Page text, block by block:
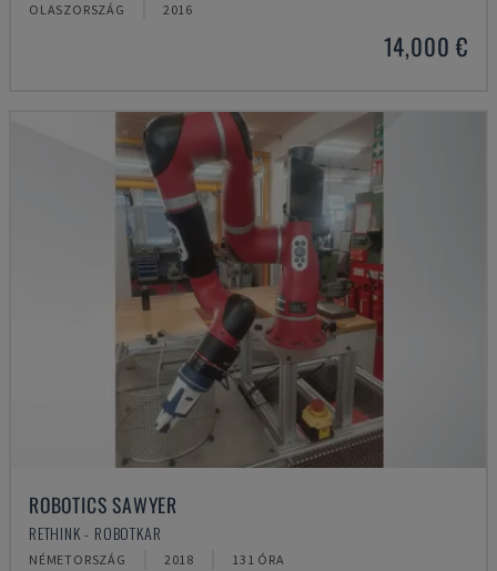
OLASZORSZÁG 2016
14,000 €
ROBOTICS SAWYER
RETHINK - ROBOTKAR
NÉMETORSZÁG 2018 131 ÓRA